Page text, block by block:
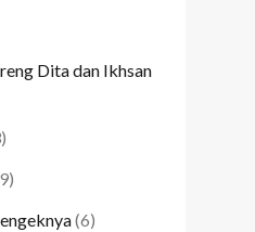
Dita dan Ikhsan
(6)